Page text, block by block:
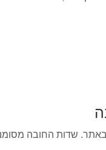
באתר. שדות החובה